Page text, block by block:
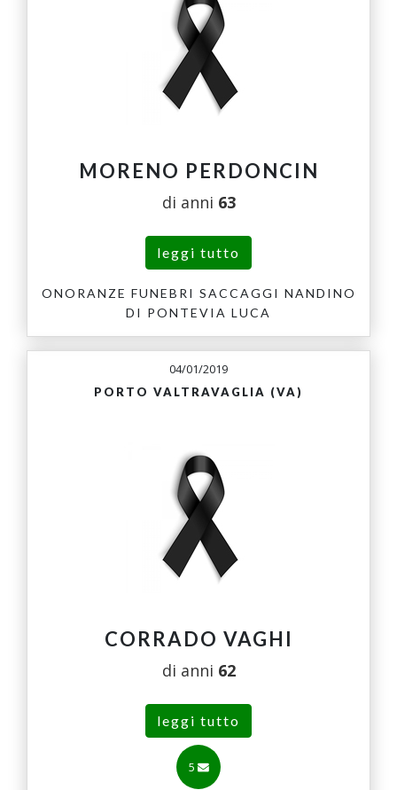
MORENO PERDONCIN
di anni 63
leggi tutto
ONORANZE FUNEBRI SACCAGGI NANDINO
DI PONTEVIA LUCA
04/01/2019
PORTO VALTRAVAGLIA (VA)
CORRADO VAGHI
di anni 62
leggi tutto
5